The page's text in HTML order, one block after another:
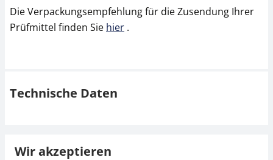
Die Verpackungsempfehlung für die Zusendung Ihrer
Prüfmittel finden Sie hier .
Technische Daten
Wir akzeptieren